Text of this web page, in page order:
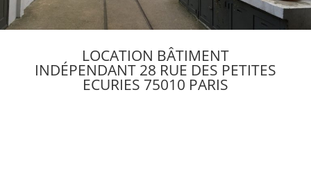
LOCATION BÂTIMENT
INDÉPENDANT 28 RUE DES PETITES
ECURIES 75010 PARIS